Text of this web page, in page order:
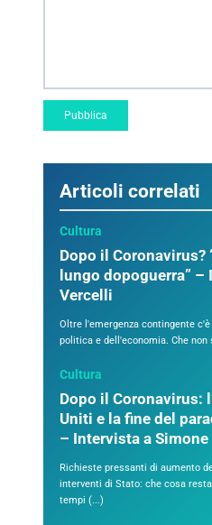
Articoli correlati
Cultura
Dopo il Coronavirus?
lungo dopoguerra”
Vercelli
Oltre l'emergenza contingente
politica e dell'economia. Che non
Cultura
Dopo il Coronavirus:
Uniti e la fine del
– Intervista a Simone
Richieste pressanti di aumento
interventi di Stato: che cosa
tempi (...)